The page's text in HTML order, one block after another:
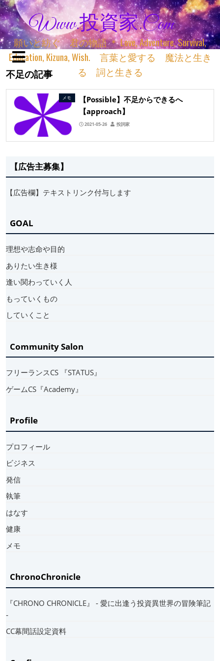
Www.投資家.com
願いと紡ぐ 君の物語 ＊ Love, Adventure, Survival,
Education, Kizuna, Wish. 言葉と愛する 魔法と生き
る 詞と生きる
不足の記事
メモ
【Possible】不足からできるへ
【approach】
2021-05-26 投詞家
【広告主募集】
【広告欄】テキストリンク付与します
GOAL
理想や志命や目的
ありたい生き様
逢い関わっていく人
もっていくもの
していくこと
Community Salon
フリーランスCS 『STATUS』
ゲームCS『Academy』
Profile
プロフィール
ビジネス
発信
執筆
はなす
健康
メモ
ChronoChronicle
『CHRONO CHRONICLE』 ‐ 愛に出逢う投資異世界の冒険筆記
‐
CC幕間話設定資料